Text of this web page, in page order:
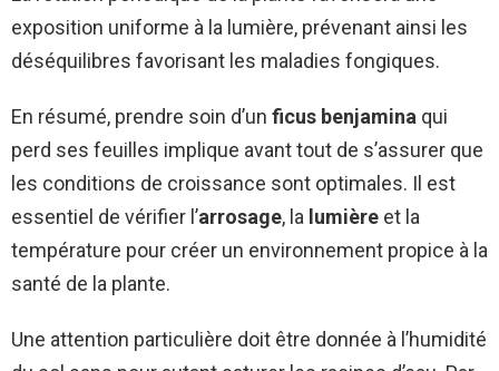
exposition uniforme à la lumière, prévenant ainsi les
déséquilibres favorisant les maladies fongiques.
En résumé, prendre soin d’un ficus benjamina qui
perd ses feuilles implique avant tout de s’assurer que
les conditions de croissance sont optimales. Il est
essentiel de vérifier l’arrosage, la lumière et la
température pour créer un environnement propice à la
santé de la plante.
Une attention particulière doit être donnée à l’humidité